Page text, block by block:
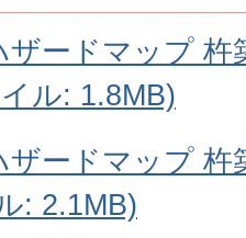
ザードマップ 杵
ル: 1.8MB)
ザードマップ
: 2.1MB)